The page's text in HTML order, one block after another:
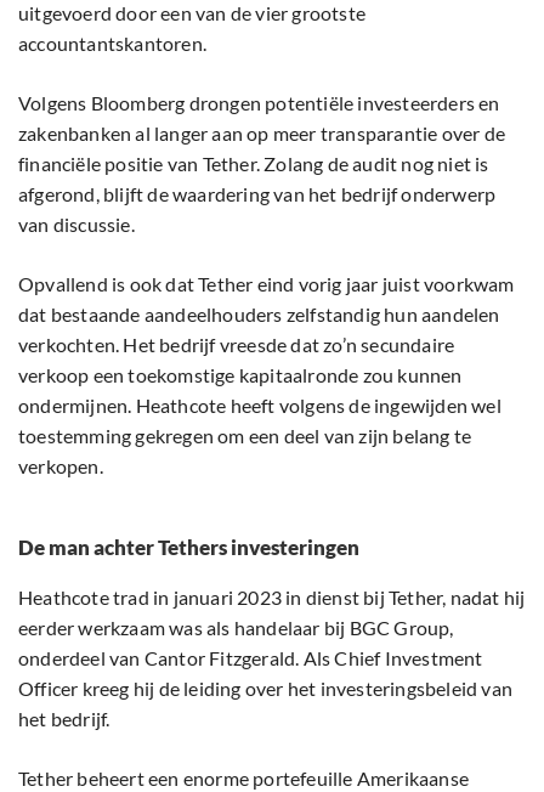
uitgevoerd door een van de vier grootste
accountantskantoren.
Volgens Bloomberg drongen potentiële investeerders en
zakenbanken al langer aan op meer transparantie over de
financiële positie van Tether. Zolang de audit nog niet is
afgerond, blijft de waardering van het bedrijf onderwerp
van discussie.
Opvallend is ook dat Tether eind vorig jaar juist voorkwam
dat bestaande aandeelhouders zelfstandig hun aandelen
verkochten. Het bedrijf vreesde dat zo’n secundaire
verkoop een toekomstige kapitaalronde zou kunnen
ondermijnen. Heathcote heeft volgens de ingewijden wel
toestemming gekregen om een deel van zijn belang te
verkopen.
De man achter Tethers investeringen
Heathcote trad in januari 2023 in dienst bij Tether, nadat hij
eerder werkzaam was als handelaar bij BGC Group,
onderdeel van Cantor Fitzgerald. Als Chief Investment
Officer kreeg hij de leiding over het investeringsbeleid van
het bedrijf.
Tether beheert een enorme portefeuille Amerikaanse